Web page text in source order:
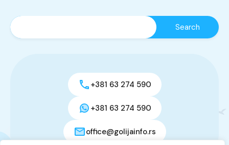
+381 63 274 590
+381 63 274 590
office@golijainfo.rs